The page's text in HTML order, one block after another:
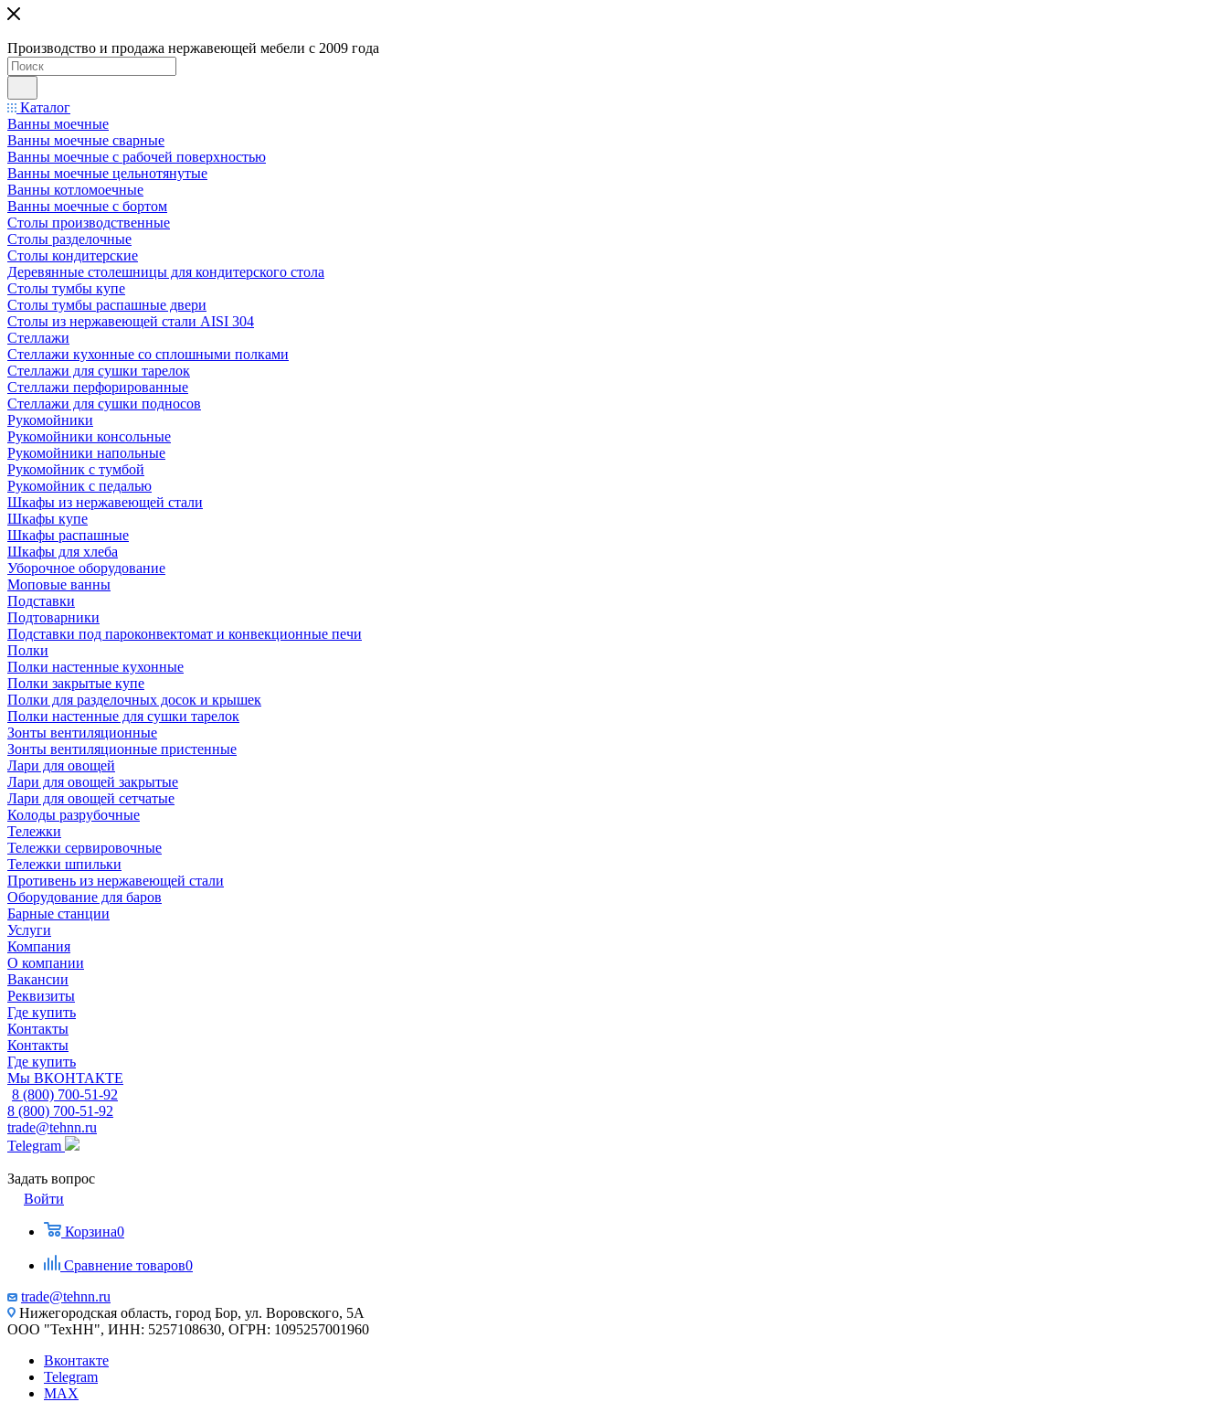
Производство и продажа нержавеющей мебели с 2009 года
Каталог
Ванны моечные
Ванны моечные сварные
Ванны моечные с рабочей поверхностью
Ванны моечные цельнотянутые
Ванны котломоечные
Ванны моечные с бортом
Столы производственные
Столы разделочные
Столы кондитерские
Деревянные столешницы для кондитерского стола
Столы тумбы купе
Столы тумбы распашные двери
Столы из нержавеющей стали AISI 304
Стеллажи
Стеллажи кухонные со сплошными полками
Стеллажи для сушки тарелок
Стеллажи перфорированные
Стеллажи для сушки подносов
Рукомойники
Рукомойники консольные
Рукомойники напольные
Рукомойник с тумбой
Рукомойник с педалью
Шкафы из нержавеющей стали
Шкафы купе
Шкафы распашные
Шкафы для хлеба
Уборочное оборудование
Моповые ванны
Подставки
Подтоварники
Подставки под пароконвектомат и конвекционные печи
Полки
Полки настенные кухонные
Полки закрытые купе
Полки для разделочных досок и крышек
Полки настенные для сушки тарелок
Зонты вентиляционные
Зонты вентиляционные пристенные
Лари для овощей
Лари для овощей закрытые
Лари для овощей сетчатые
Колоды разрубочные
Тележки
Тележки сервировочные
Тележки шпильки
Противень из нержавеющей стали
Оборудование для баров
Барные станции
Услуги
Компания
О компании
Вакансии
Реквизиты
Где купить
Контакты
Контакты
Где купить
Мы ВКОНТАКТЕ
8 (800) 700-51-92
8 (800) 700-51-92
trade@tehnn.ru
Telegram
Задать вопрос
Войти
Корзина0
Сравнение товаров0
trade@tehnn.ru
Нижегородская область, город Бор, ул. Воровского, 5А
ООО "ТехНН", ИНН: 5257108630, ОГРН: 1095257001960
Вконтакте
Telegram
MAX